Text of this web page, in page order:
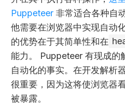
Puppeteer 非常适合各种自
他需要在浏览器中实现自动
的优势在于其简单性和在
能力。 Puppeteer 有现成的
自动化的事实。在开发解析
很重要，因为这将使浏览器
被暴露。